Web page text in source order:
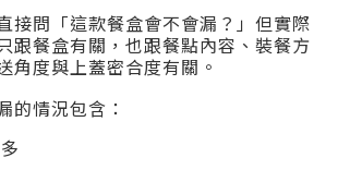
接問「這款餐盒會不會漏？」但實際
跟餐盒有關，也跟餐點內容、裝餐方
角度與上蓋密合度有關。
的情況包含：